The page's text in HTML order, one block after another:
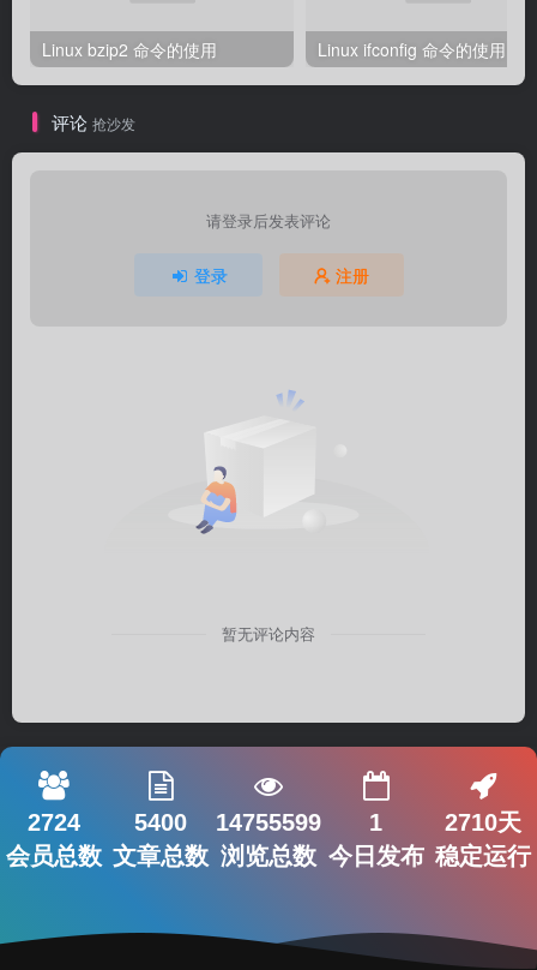
Linux bzip2 命令的使用 Linux ifconfig 命令的使用
评论 抢沙发
请登录后发表评论
登录 注册
暂无评论内容
2724
会员总数
5400
文章总数
14755599
浏览总数
1
今日发布
2710天
稳定运行